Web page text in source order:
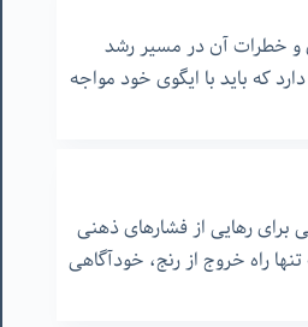
و خطرات آن در مسیر رشد
که باید با ایگوی خود مواجه
برای رهایی از فشارهای ذهنی
راه خروج از رنج، خودآگاهی